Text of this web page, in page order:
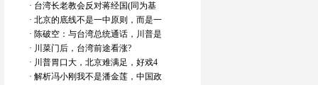
· 台湾长老教会反对蒋经国(同为基
· 北京的底线不是一中原则，而是一
· 陈破空：与台湾总统通话，川普是
· 川菜门后，台湾前途看涨?
· 川普胃口大，北京难满足，好戏4
· 解析冯小刚我不是潘金莲，中国政